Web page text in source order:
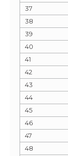
37
38
39
40
41
42
43
44
45
46
47
48